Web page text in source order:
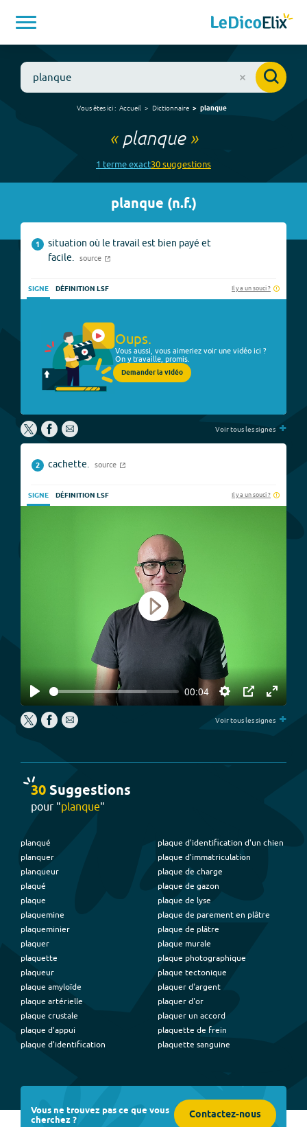
Vous êtes ici : Accueil Dictionnaire planque
« planque»
1 termeexact30suggestions
planque (n.f.)
1
situation où le travail est bien payé et
facile.
source
SIGNE DÉFINITION LSF Il y a un souci ?
Oups.
Vous aussi, vous aimeriez voir une vidéo ici ?
On y travaille, promis.
Demander la vidéo
Voir tous les signes +
2 cachette. source
SIGNE DÉFINITION LSF Il y a un souci ?
Play
00:04
Settings
PIP
Enter
Play
Voir tous les signes +
30Suggestions
pour "planque"
planqué
planquer
planqueur
plaqué
plaque
plaquemine
plaqueminier
plaquer
plaquette
plaqueur
plaque amyloïde
plaque artérielle
plaque crustale
plaque d'appui
plaque d'identification
plaque d'identification d'un chien
plaque d'immatriculation
plaque de charge
plaque de gazon
plaque de lyse
plaque de parement en plâtre
plaque de plâtre
plaque murale
plaque photographique
plaque tectonique
plaquer d'argent
plaquer d'or
plaquer un accord
plaquette de frein
plaquette sanguine
Vous ne trouvez pas ce que vous
cherchez ? Contactez-nous